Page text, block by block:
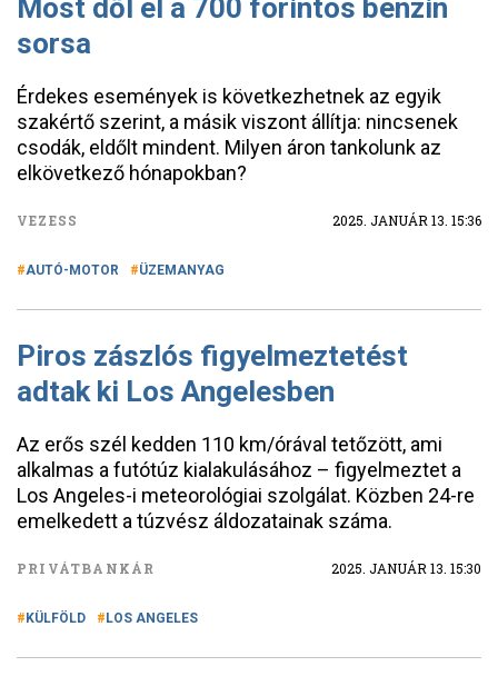
Most dől el a 700 forintos benzin
sorsa
Érdekes események is következhetnek az egyik
szakértő szerint, a másik viszont állítja: nincsenek
csodák, eldőlt mindent. Milyen áron tankolunk az
elkövetkező hónapokban?
VEZESS 2025. JANUÁR 13. 15:36
AUTÓ-MOTOR ÜZEMANYAG
Piros zászlós figyelmeztetést
adtak ki Los Angelesben
Az erős szél kedden 110 km/órával tetőzött, ami
alkalmas a futótúz kialakulásához – figyelmeztet a
Los Angeles-i meteorológiai szolgálat. Közben 24-re
emelkedett a túzvész áldozatainak száma.
PRIVÁTBANKÁR 2025. JANUÁR 13. 15:30
KÜLFÖLD LOS ANGELES